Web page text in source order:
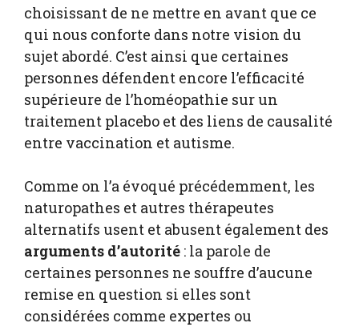
choisissant de ne mettre en avant que ce
qui nous conforte dans notre vision du
sujet abordé. C’est ainsi que certaines
personnes défendent encore l’efficacité
supérieure de l’homéopathie sur un
traitement placebo et des liens de causalité
entre vaccination et autisme.
Comme on l’a évoqué précédemment, les
naturopathes et autres thérapeutes
alternatifs usent et abusent également des
arguments d’autorité : la parole de
certaines personnes ne souffre d’aucune
remise en question si elles sont
considérées comme expertes ou